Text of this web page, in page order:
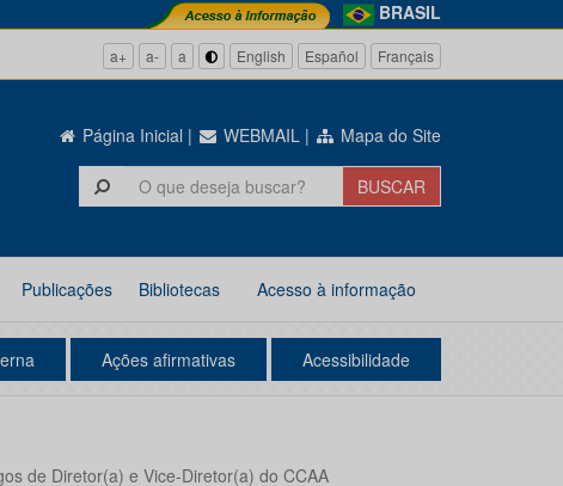
BRASIL
a+ a- a English Español Français
Página Inicial | WEBMAIL | Mapa do Site
Publicações Bibliotecas Acesso à informação
Ações afirmativas Acessibilidade
de Diretor(a) e Vice-Diretor(a) do CCAA